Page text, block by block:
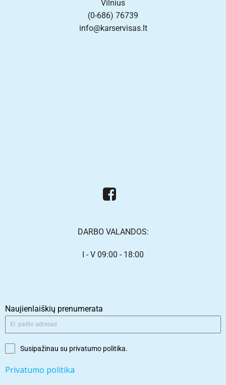
Vilnius
(0-686) 76739
info@karservisas.lt
DARBO VALANDOS:
I - V 09:00 - 18:00
Naujienlaiškių prenumerata
Susipažinau su privatumo politika.
Privatumo politika